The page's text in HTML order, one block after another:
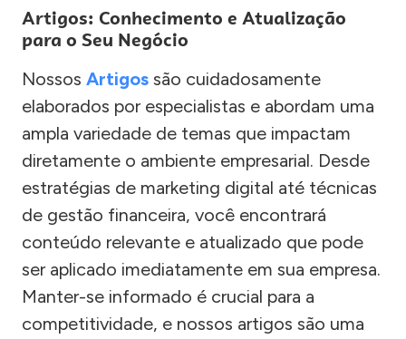
Artigos: Conhecimento e Atualização
para o Seu Negócio
Nossos Artigos são cuidadosamente
elaborados por especialistas e abordam uma
ampla variedade de temas que impactam
diretamente o ambiente empresarial. Desde
estratégias de marketing digital até técnicas
de gestão financeira, você encontrará
conteúdo relevante e atualizado que pode
ser aplicado imediatamente em sua empresa.
Manter-se informado é crucial para a
competitividade, e nossos artigos são uma